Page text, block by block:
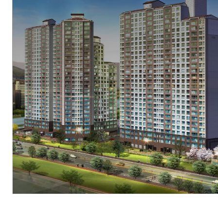
현장 경상남도 진주시 평거동 139-5번지 외 32필지
시행 (주)우방, (주)에스제이건설
시공 (주)우방
세대수 총 339세대
분양문의 055-755-7711
자세히 보기